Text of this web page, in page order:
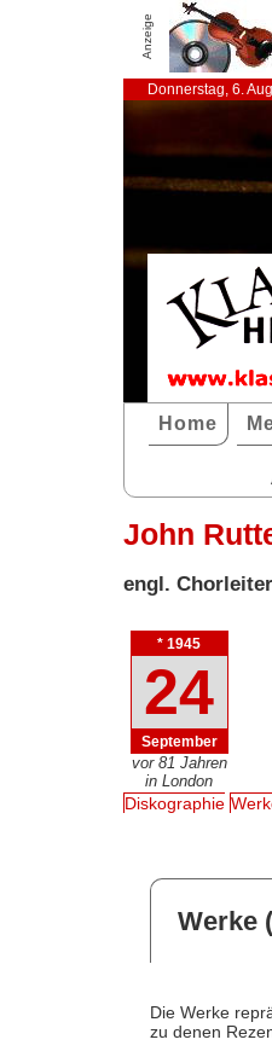
Anzeige
Donnerstag, 6.
Home
John
engl.
* 1945
24
September
vor 81 Jahren
in London
Diskographie
Werke
Die Werke
zu denen